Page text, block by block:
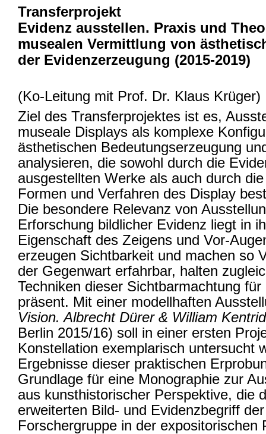
Transferprojekt
Evidenz ausstellen. Praxis und
musealen Vermittlung von
der Evidenzerzeugung (2015-2019)
(Ko-Leitung mit Prof. Dr. Klaus Krüger)
Ziel des Transferprojektes ist es,
museale Displays als komplexe
ästhetischen Bedeutungserzeugung
analysieren, die sowohl durch die
ausgestellten Werke als auch durch
Formen und Verfahren des Display
Die besondere Relevanz von
Erforschung bildlicher Evidenz liegt in
Eigenschaft des Zeigens und Vor-
erzeugen Sichtbarkeit und machen so
der Gegenwart erfahrbar, halten
Techniken dieser Sichtbarmachtung
präsent. Mit einer modellhaften
Vision. Albrecht Dürer & William
Berlin 2015/16) soll in einer ersten
Konstellation exemplarisch untersucht
Ergebnisse dieser praktischen
Grundlage für eine Monographie zur
aus kunsthistorischer Perspektive, die
erweiterten Bild- und Evidenzbegriff
Forschergruppe in der expositorischen